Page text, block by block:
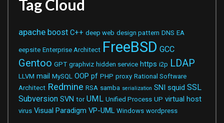
Tag Cloud
apache boost C++ deep web design pattern DNS EA
eepsite Enterprise Architect FreeBSD GCC
Gentoo GPT graphviz hidden service https i2p LDAP
LLVM mail MySQL OOP pf PHP proxy Rational Software
Architect Redmine RSA samba serialization SNI squid SSL
Subversion SVN tor UML Unified Process UP virtual host
virus Visual Paradigm VP-UML Windows wordpress